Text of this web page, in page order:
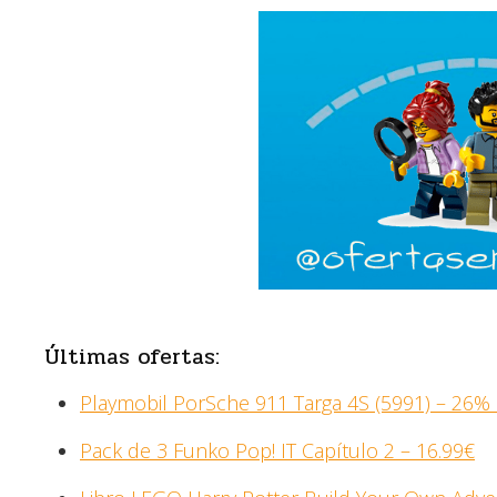
Últimas ofertas:
Playmobil PorSche 911 Targa 4S (5991) –
Pack de 3 Funko Pop! IT Capítulo 2 – 16.99€